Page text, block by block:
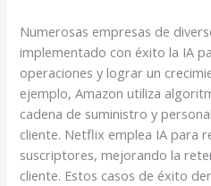
Numerosas empresas de
implementado con éxito la IA
operaciones y lograr un
ejemplo, Amazon utiliza
cadena de suministro y
cliente. Netflix emplea IA para
suscriptores, mejorando la
cliente. Estos casos de éxito